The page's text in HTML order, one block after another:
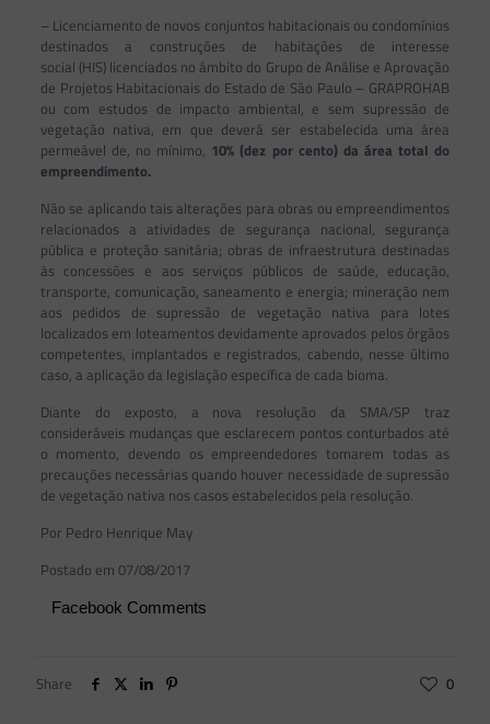
– Licenciamento de novos conjuntos habitacionais ou condomínios
destinados a construções de habitações de interesse
social (HIS) licenciados no âmbito do Grupo de Análise e Aprovação
de Projetos Habitacionais do Estado de São Paulo – GRAPROHAB
ou com estudos de impacto ambiental, e sem supressão de
vegetação nativa, em que deverá ser estabelecida uma área
permeável de, no mínimo, 10% (dez por cento) da área total do
empreendimento.
Não se aplicando tais alterações para obras ou empreendimentos
relacionados a atividades de segurança nacional, segurança
pública e proteção sanitária; obras de infraestrutura destinadas
às concessões e aos serviços públicos de saúde, educação,
transporte, comunicação, saneamento e energia; mineração nem
aos pedidos de supressão de vegetação nativa para lotes
localizados em loteamentos devidamente aprovados pelos órgãos
competentes, implantados e registrados, cabendo, nesse último
caso, a aplicação da legislação específica de cada bioma.
Diante do exposto, a nova resolução da SMA/SP traz
consideráveis mudanças que esclarecem pontos conturbados até
o momento, devendo os empreendedores tomarem todas as
precauções necessárias quando houver necessidade de supressão
de vegetação nativa nos casos estabelecidos pela resolução.
Por Pedro Henrique May
Postado em 07/08/2017
Facebook Comments
Share 0